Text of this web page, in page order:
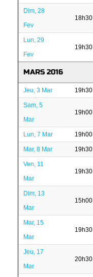
Dim, 28
Fev
18h30
Lun, 29
Fev
19h30
MARS 2016
Jeu, 3 Mar 19h30
Sam, 5
Mar
19h00
Lun, 7 Mar 19h00
Mar, 8 Mar 19h30
Ven, 11
Mar
19h30
Dim, 13
Mar
15h00
Mar, 15
Mar
19h30
Jeu, 17
Mar
20h30